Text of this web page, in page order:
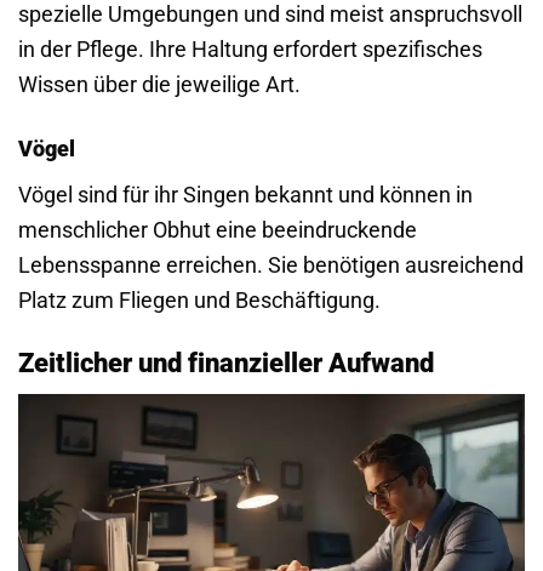
spezielle Umgebungen und sind meist anspruchsvoll
in der Pflege. Ihre Haltung erfordert spezifisches
Wissen über die jeweilige Art.
Vögel
Vögel sind für ihr Singen bekannt und können in
menschlicher Obhut eine beeindruckende
Lebensspanne erreichen. Sie benötigen ausreichend
Platz zum Fliegen und Beschäftigung.
Zeitlicher und finanzieller Aufwand